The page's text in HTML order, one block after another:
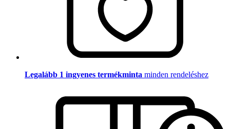
Legalább 1 ingyenes termékminta minden rendeléshez